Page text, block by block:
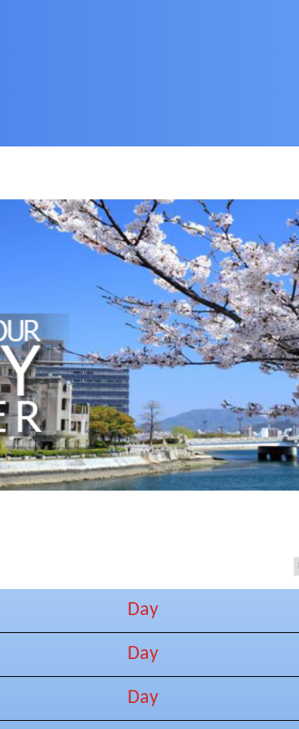
Day
Day
Day